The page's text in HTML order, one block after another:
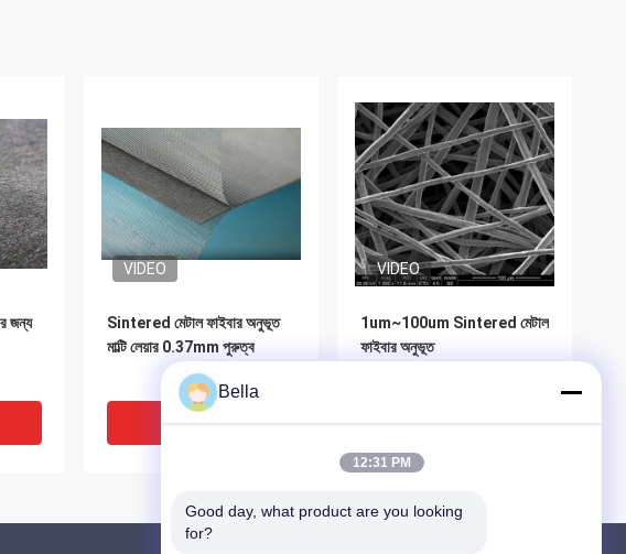
জন্য
VIDEO
Sintered মেটাল ফাইবার অনুভূত
মাল্টি লেয়ার 0.37mm পুরুত্ব
ভালো দাম
VIDEO
1um~100um Sintered মেটাল
ফাইবার অনুভূত
ভালো দাম
Bella
12:31 PM
Good day, what product are you looking
for?